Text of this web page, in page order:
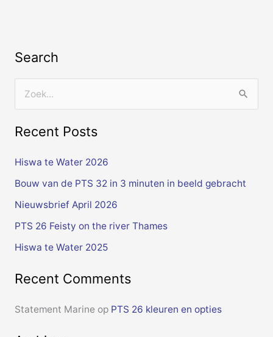
Search
e
a
r
:
Recent Posts
Hiswa te Water 2026
Bouw van de PTS 32 in 3 minuten in beeld gebracht
Nieuwsbrief April 2026
PTS 26 Feisty on the river Thames
Hiswa te Water 2025
Recent Comments
Statement Marine op PTS 26 kleuren en opties